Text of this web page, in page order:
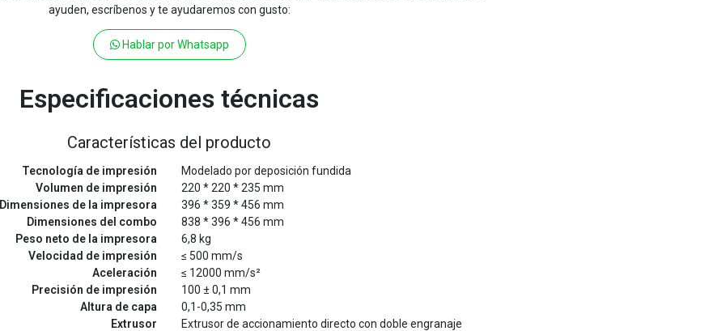
ayuden, escríbenos y te ayudaremos con gusto:
Hablar por Whatsapp
Especificaciones técnicas
Características del producto
Tecnología de impresión
Modelado por deposición fundida
Volumen de impresión
220 * 220 * 235 mm
Dimensiones de la impresora
396 * 359 * 456 mm
Dimensiones del combo
838 * 396 * 456 mm
Peso neto de la impresora
6,8 kg
Velocidad de impresión
≤ 500 mm/s
Aceleración
≤ 12000 mm/s²
Precisión de impresión
100 ± 0,1 mm
Altura de capa
0,1-0,35 mm
Extrusor
Extrusor de accionamiento directo con doble engranaje